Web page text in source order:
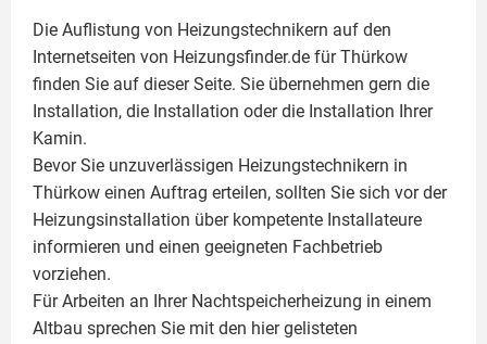
Die Auflistung von Heizungstechnikern auf den
Internetseiten von Heizungsfinder.de für Thürkow
finden Sie auf dieser Seite. Sie übernehmen gern die
Installation, die Installation oder die Installation Ihrer
Kamin.
Bevor Sie unzuverlässigen Heizungstechnikern in
Thürkow einen Auftrag erteilen, sollten Sie sich vor der
Heizungsinstallation über kompetente Installateure
informieren und einen geeigneten Fachbetrieb
vorziehen.
Für Arbeiten an Ihrer Nachtspeicherheizung in einem
Altbau sprechen Sie mit den hier gelisteten